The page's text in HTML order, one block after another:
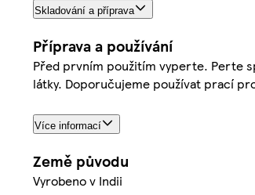
Skladování a příprava
Příprava a používání
Před prvním použitím vyperte. Perte
látky. Doporučujeme používat prací
Více informací
Země původu
Vyrobeno v Indii